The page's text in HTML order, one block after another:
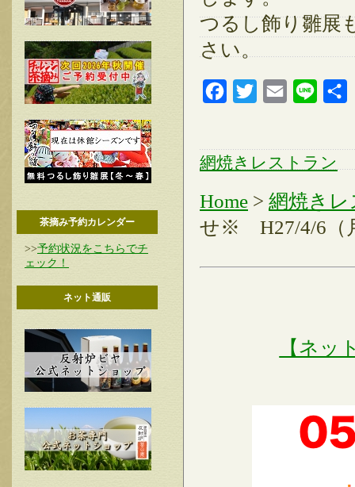
茶摘み予約カレンダー
>>予約状況をこちらでチ
ェック！
ネット通販
つるし飾り雛展
さい。
FacebookTwitter Email Line
網焼きレストラン
Home > 網焼き
せ※ H27/4/6（
【ネッ